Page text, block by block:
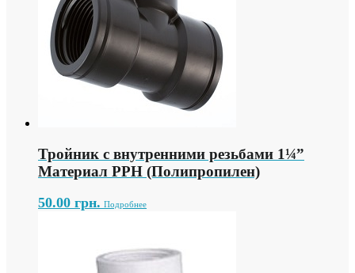
Тройник с внутренними резьбами 1¼”
Материал PPH (Полипропилен)
50.00 грн. Подробнее